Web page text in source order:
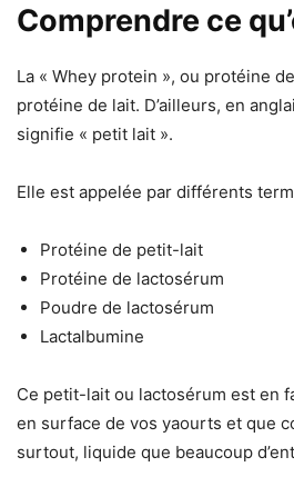
Comprendre ce
La « Whey protein », ou protéine
protéine de lait. D’ailleurs, en
signifie « petit lait ».
Elle est appelée par différents
Protéine de petit-lait
Protéine de lactosérum
Poudre de lactosérum
Lactalbumine
Ce petit-lait ou lactosérum est en
en surface de vos yaourts et que
surtout, liquide que beaucoup